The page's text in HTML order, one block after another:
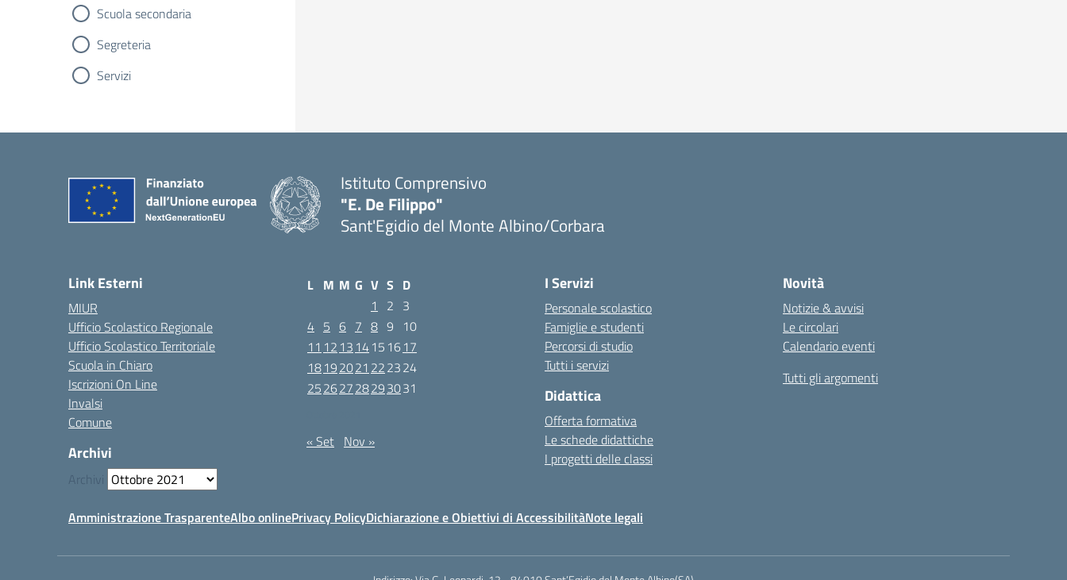
Scuola secondaria
Segreteria
Servizi
Istituto Comprensivo
"E. De Filippo"
Sant'Egidio del Monte Albino/Corbara
Link Esterni
MIUR
Ufficio Scolastico Regionale
Ufficio Scolastico Territoriale
Scuola in Chiaro
Iscrizioni On Line
Invalsi
Comune
Archivi
Archivi
L M M G V S D
1
2 3
4 5 6 7 8 9 10
11 12 13 1415 1617
18192021 222324
25262728293031
« Set Nov »
I Servizi
Personale scolastico
Famiglie e studenti
Percorsi di studio
Tutti i servizi
Didattica
Offerta formativa
Le schede didattiche
I progetti delle classi
Novità
Notizie & avvisi
Le circolari
Calendario eventi
Tutti gli argomenti
Amministrazione TrasparenteAlbo onlinePrivacy PolicyDichiarazione e Obiettivi di AccessibilitàNote legali